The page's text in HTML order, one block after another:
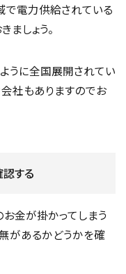
で電力供給されている
ましょう。
うに全国展開されてい
社もありますのでお
する
金が掛かってしまう
があるかどうかを確